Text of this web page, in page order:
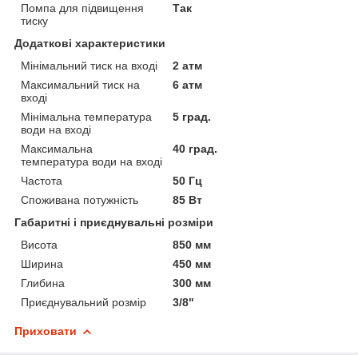
Помпа для підвищення
тиску
Так
Додаткові характеристики
Мінімальний тиск на вході
2 атм
Максимальний тиск на
вході
6 атм
Мінімальна температура
води на вході
5 град.
Максимальна
температура води на вході
40 град.
Частота
50 Гц
Споживана потужність
85 Вт
Габаритні і приєднувальні розміри
Висота
850 мм
Ширина
450 мм
Глибина
300 мм
Приєднувальний розмір
3/8"
Приховати